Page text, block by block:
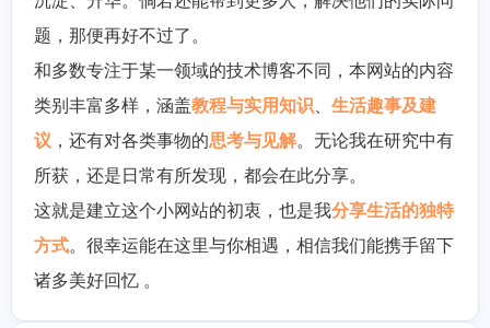
题，那便再好不过了。
和多数专注于某一领域的技术博客不同，本网站的内容
类别丰富多样，涵盖教程与实用知识
生活趣事及建
议 ，还有对各类事物的思考与见解。无论我在研究中有
所获，还是日常有所发现，都会在此分享。
这就是建立这个小网站的初衷，也是我分享生活的独特
方式。很幸运能在这里与你相遇，相信我们能携手留下
诸多美好回忆 。